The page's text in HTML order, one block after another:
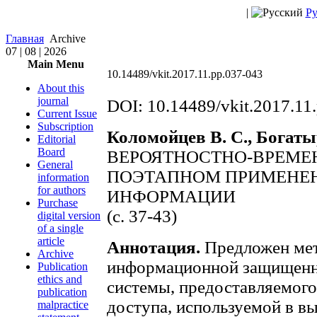
|
Главная Archive
07 | 08 | 2026
Main Menu
About this
journal
Current Issue
Subscription
Editorial
Board
General
information
for authors
Purchase
digital version
of a single
article
Archive
Publication
ethics and
publication
malpractice
10.14489/vkit.2017.11.pp.037-043
DOI: 10.14489/
Коломойцев В. С.,
ВЕРОЯТНОСТНО-
ПОЭТАПНОМ
ИНФОРМАЦИИ
(c. 37-43)
Аннотация. Предложен
информационной
системы,
доступа, используемой в